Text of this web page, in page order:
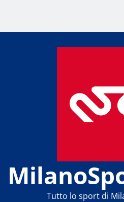
Tutto lo sport di